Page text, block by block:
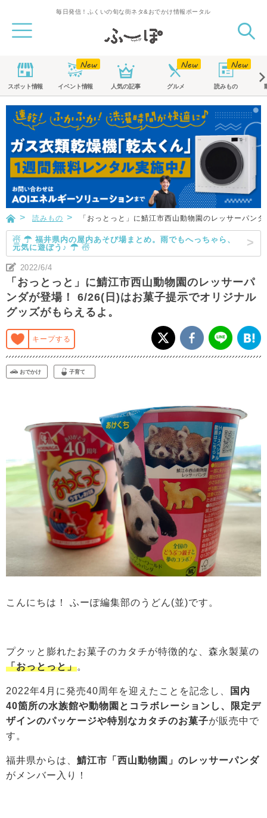
毎日発信！ふくいの旬な街ネタ&おでかけ情報ポータル
スポット情報 イベント情報 人気の記事 グルメ 読みもの
読みもの 「おっとっと」に鯖江市西山動物園のレッサーパン
☃ ☂ 福井県内の屋内あそび場まとめ。雨でもへっちゃら、
元気に遊ぼう♪ ☂ ☃
2022/6/4
「おっとっと」に鯖江市西山動物園のレッサーパ
ンダが登場！ 6/26(日)はお菓子提示でオリジナル
グッズがもらえるよ。
キープする
おでかけ 子育て
こんにちは！ ふーぽ編集部のうどん(並)です。
プクッと膨れたお菓子のカタチが特徴的な、森永製菓の
「おっとっと」。
2022年4月に発売40周年を迎えたことを記念し、
国内
40箇所の水族館や動物園とコラボレーションし、限定デ
ザインのパッケージや特別なカタチのお菓子が販売中で
す。
福井県からは、 鯖江市「西山動物園」のレッサーパンダ
がメンバー入り！